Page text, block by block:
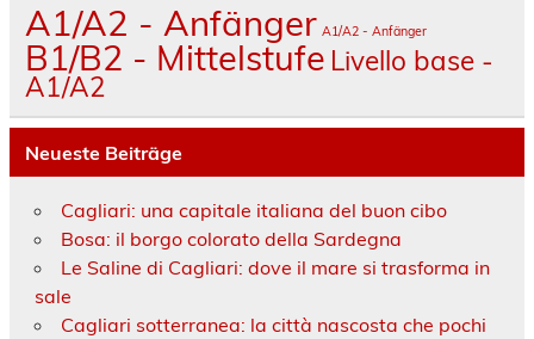
A1/A2 - Anfänger A1/A2 - Anfänger
B1/B2 - Mittelstufe Livello base -
A1/A2
Neueste Beiträge
Cagliari: una capitale italiana del buon cibo
Bosa: il borgo colorato della Sardegna
Le Saline di Cagliari: dove il mare si trasforma in
sale
Cagliari sotterranea: la città nascosta che pochi